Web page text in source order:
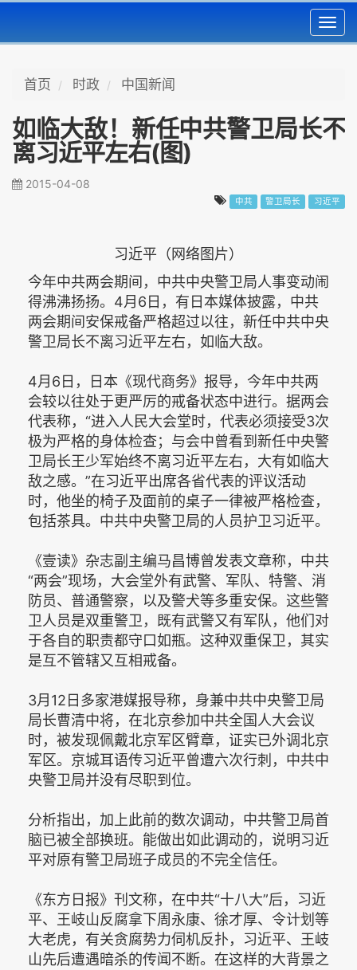
首页 时政 中国新闻
如临大敌！新任中共警卫局长不
离习近平左右(图)
2015-04-08
中共 警卫局长 习近平
习近平（网络图片）
今年中共两会期间，中共中央警卫局人事变动闹
得沸沸扬扬。4月6日，有日本媒体披露，中共
两会期间安保戒备严格超过以往，新任中共中央
警卫局长不离习近平左右，如临大敌。
4月6日，日本《现代商务》报导，今年中共两
会较以往处于更严厉的戒备状态中进行。据两会
代表称，“进入人民大会堂时，代表必须接受3次
极为严格的身体检查；与会中曾看到新任中央警
卫局长王少军始终不离习近平左右，大有如临大
敌之感。”在习近平出席各省代表的评议活动
时，他坐的椅子及面前的桌子一律被严格检查，
包括茶具。中共中央警卫局的人员护卫习近平。
《壹读》杂志副主编马昌博曾发表文章称，中共
“两会”现场，大会堂外有武警、军队、特警、消
防员、普通警察，以及警犬等多重安保。这些警
卫人员是双重警卫，既有武警又有军队，他们对
于各自的职责都守口如瓶。这种双重保卫，其实
是互不管辖又互相戒备。
3月12日多家港媒报导称，身兼中共中央警卫局
局长曹清中将，在北京参加中共全国人大会议
时，被发现佩戴北京军区臂章，证实已外调北京
军区。京城耳语传习近平曾遭六次行刺，中共中
央警卫局并没有尽职到位。
分析指出，加上此前的数次调动，中共警卫局首
脑已被全部换班。能做出如此调动的，说明习近
平对原有警卫局班子成员的不完全信任。
《东方日报》刊文称，在中共“十八大”后，习近
平、王岐山反腐拿下周永康、徐才厚、令计划等
大老虎，有关贪腐势力伺机反扑，习近平、王岐
山先后遭遇暗杀的传闻不断。在这样的大背景之